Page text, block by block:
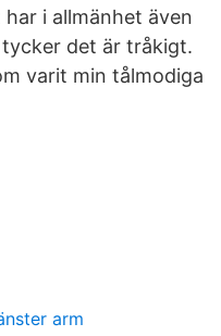
i allmänhet även
det är tråkigt.
varit min tålmodiga
arm